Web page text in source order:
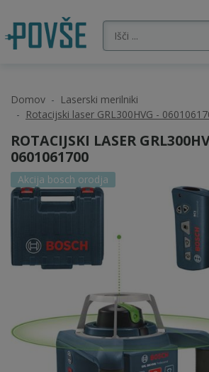
Domov
Laserski merilniki
Rotacijski laser GRL300HVG -
ROTACIJSKI LASER
0601061700
Akcija bosch orodja